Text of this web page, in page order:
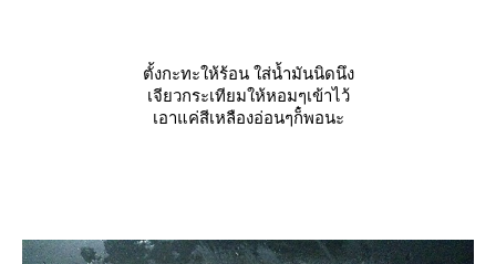
ตั้งกะทะให้ร้อน ใส่น้ำมันนิดนึง
เจียวกระเทียมให้หอมๆเข้าไว้
เอาแค่สีเหลืองอ่อนๆก็๋พอนะ